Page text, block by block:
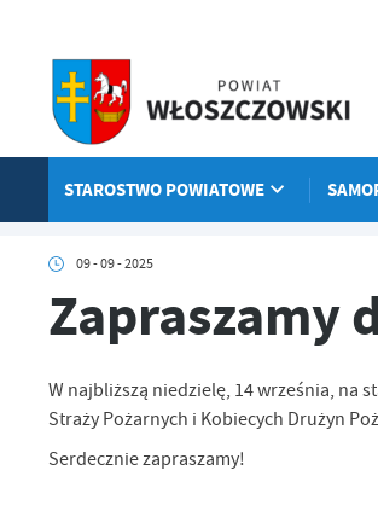
STAROSTWO POWIATOWE
09 - 09 - 2025
Zapraszamy
W najbliższą niedzielę, 14 września, na
Straży Pożarnych i Kobiecych Drużyn
Serdecznie zapraszamy!